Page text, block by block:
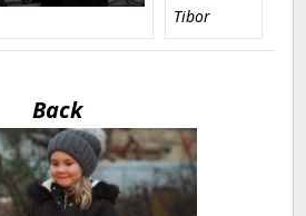
Tibor
Back